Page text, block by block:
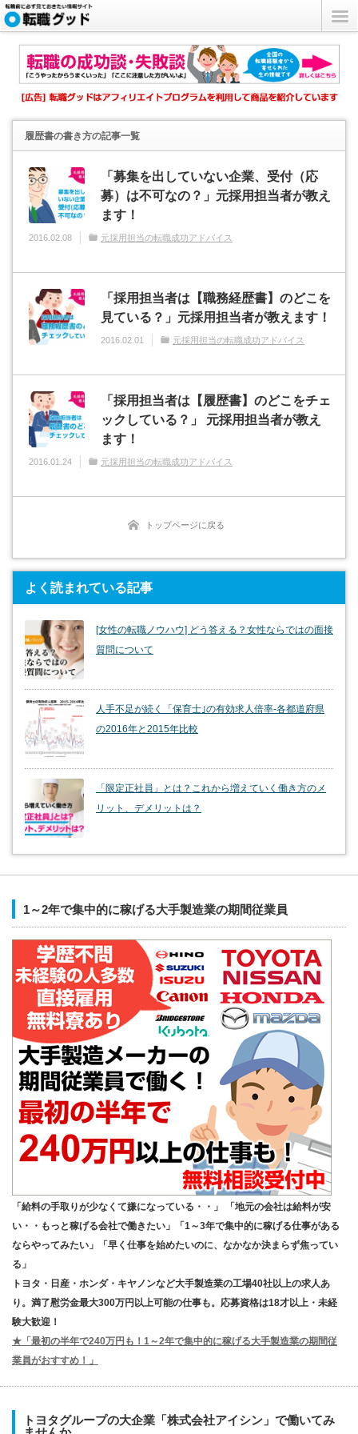
履歴書の書き方の記事一覧
「募集を出していない企業、受付（応
募）は不可なの？」元採用担当者が教え
ます！
2016.02.08 元採用担当の転職成功アドバイス
「採用担当者は【職務経歴書】のどこを
見ている？」元採用担当者が教えます！
2016.02.01 元採用担当の転職成功アドバイス
「採用担当者は【履歴書】のどこをチェ
ックしている？」 元採用担当者が教え
ます！
2016.01.24 元採用担当の転職成功アドバイス
トップページに戻る
よく読まれている記事
[女性の転職ノウハウ] どう答える？女性ならではの面接
質問について
人手不足が続く「保育士｣の有効求人倍率-各都道府県
の2016年と2015年比較
「限定正社員」とは？これから増えていく働き方のメ
リット、デメリットは？
1～2年で集中的に稼げる大手製造業の期間従業員
「給料の手取りが少なくて嫌になっている・・」 「地元の会社は給料が安
い・・もっと稼げる会社で働きたい」「1～3年で集中的に稼げる仕事がある
ならやってみたい」「早く仕事を始めたいのに、なかなか決まらず焦ってい
る」
トヨタ・日産・ホンダ・キヤノンなど大手製造業の工場40社以上の求人あ
り。満了慰労金最大300万円以上可能の仕事も。応募資格は18才以上・未経
験大歓迎！
★「最初の半年で240万円も！1～2年で集中的に稼げる大手製造業の期間従
業員がおすすめ！」
トヨタグループの大企業「株式会社アイシン」で働いてみ